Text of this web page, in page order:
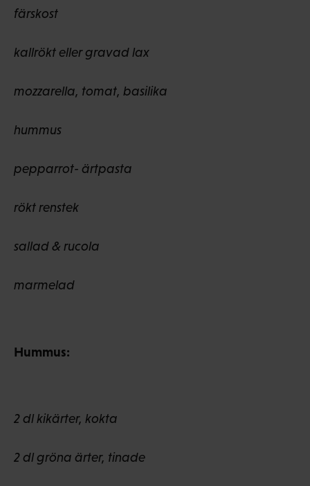
färskost
kallrökt eller gravad lax
mozzarella, tomat, basilika
hummus
pepparrot- ärtpasta
rökt renstek
sallad & rucola
marmelad
Hummus:
2 dl kikärter, kokta
2 dl gröna ärter, tinade